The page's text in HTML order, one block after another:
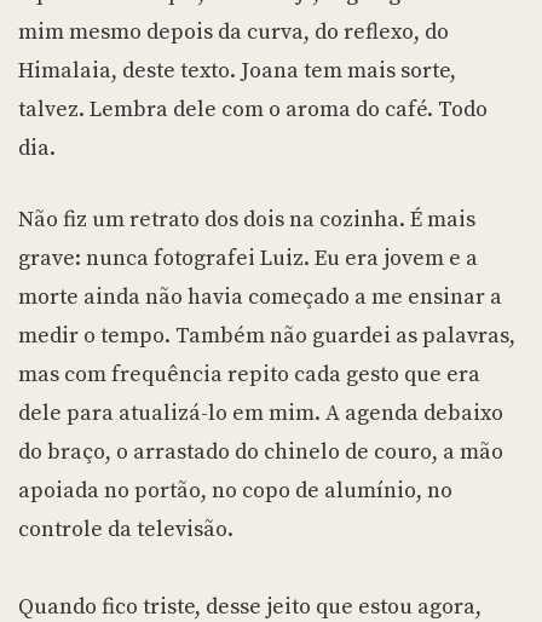
mim mesmo depois da curva, do reflexo, do
Himalaia, deste texto. Joana tem mais sorte,
talvez. Lembra dele com o aroma do café. Todo
dia.
Não fiz um retrato dos dois na cozinha. É mais
grave: nunca fotografei Luiz. Eu era jovem e a
morte ainda não havia começado a me ensinar a
medir o tempo. Também não guardei as palavras,
mas com frequência repito cada gesto que era
dele para atualizá-lo em mim. A agenda debaixo
do braço, o arrastado do chinelo de couro, a mão
apoiada no portão, no copo de alumínio, no
controle da televisão.
Quando fico triste, desse jeito que estou agora,